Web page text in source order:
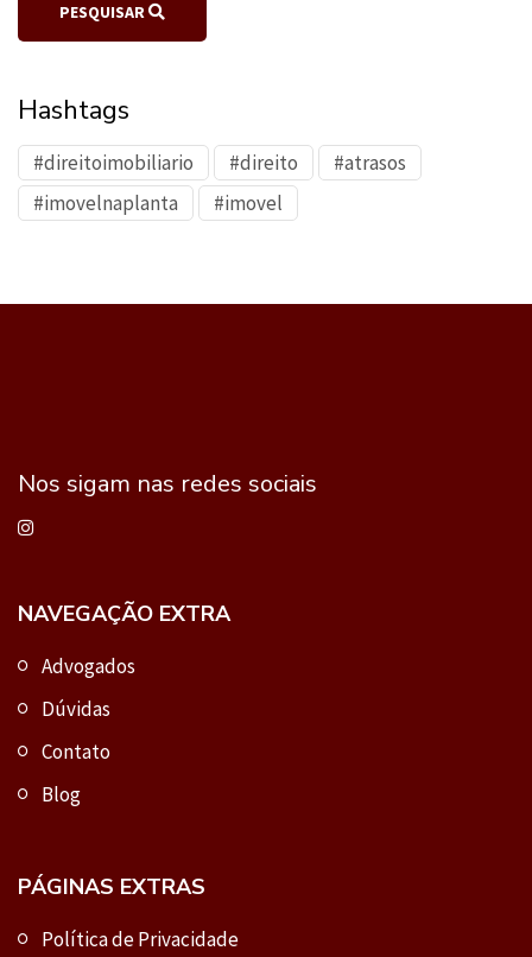
PESQUISAR
Hashtags
#direitoimobiliario #direito
#atrasos
#imovelnaplanta
#imovel
Nos sigam nas redes sociais
NAVEGAÇÃO EXTRA
Advogados
Dúvidas
Contato
Blog
PÁGINAS EXTRAS
Política de Privacidade